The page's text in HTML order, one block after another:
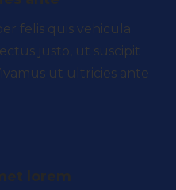
felis quis vehicula
justo, ut suscipit
ut ultricies ante
lorem